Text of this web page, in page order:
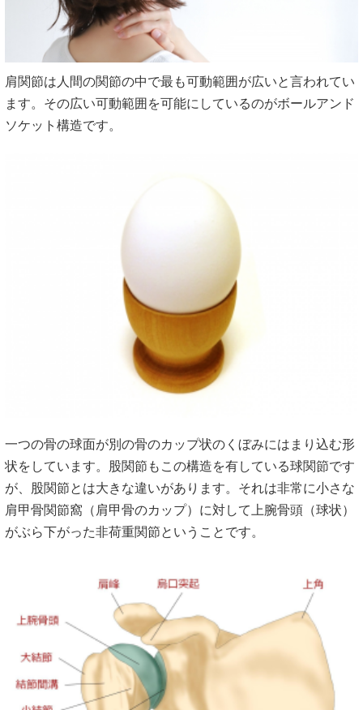
肩関節は人間の関節の中で最も可動範囲が広いと言われてい
ます。その広い可動範囲を可能にしているのがボールアンド
ソケット構造です。
一つの骨の球面が別の骨のカップ状のくぼみにはまり込む形
状をしています。股関節もこの構造を有している球関節です
が、股関節とは大きな違いがあります。それは非常に小さな
肩甲骨関節窩（肩甲骨のカップ）に対して上腕骨頭（球状）
がぶら下がった非荷重関節ということです。